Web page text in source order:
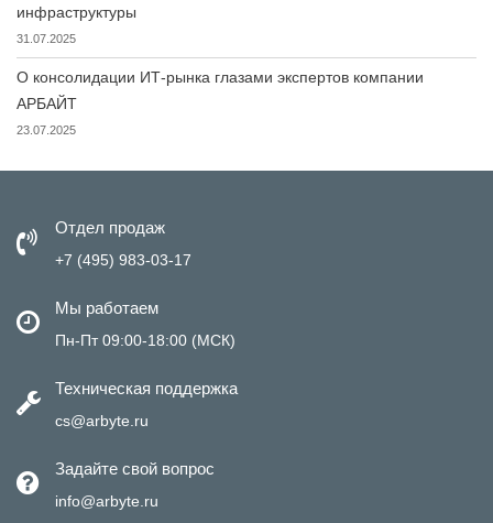
инфраструктуры
31.07.2025
О консолидации ИТ-рынка глазами экспертов компании
АРБАЙТ
23.07.2025
Отдел продаж
+7 (495) 983-03-17
Мы работаем
Пн-Пт 09:00-18:00 (МСК)
Техническая поддержка
cs@arbyte.ru
Задайте свой вопрос
info@arbyte.ru